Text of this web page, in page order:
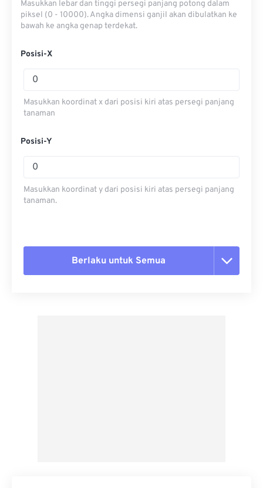
Masukkan lebar dan tinggi persegi panjang potong dalam
piksel (0 - 10000). Angka dimensi ganjil akan dibulatkan ke
bawah ke angka genap terdekat.
Posisi-X
Masukkan koordinat x dari posisi kiri atas persegi panjang
tanaman
Posisi-Y
Masukkan koordinat y dari posisi kiri atas persegi panjang
tanaman.
Berlaku untuk Semua